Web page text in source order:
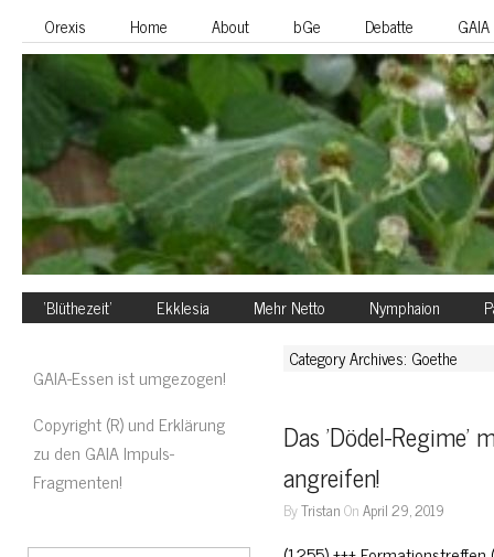
Orexis Home About bGe Debatte GAIA
‘Blüthezeit’ Ekklesia Mehr Netto Nymphaion
GAIA-Essen ist umgezogen!
Copyright (R) und Erklärung
zu den GAIA Impuls-
Fragmenten!
Category Archives: Goethe
Das 'Dödel-Regime'
angreifen!
ByTristanOnApril 29, 2019